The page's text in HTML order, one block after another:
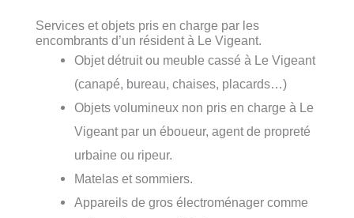
Services et objets pris en charge par les
encombrants d’un résident à Le Vigeant.
Objet détruit ou meuble cassé à Le Vigeant
(canapé, bureau, chaises, placards…)
Objets volumineux non pris en charge à Le
Vigeant par un éboueur, agent de propreté
urbaine ou ripeur.
Matelas et sommiers.
Appareils de gros électroménager comme